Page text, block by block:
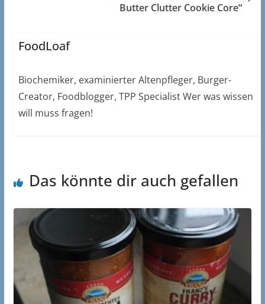
Butter Clutter Cookie Core“
FoodLoaf
Biochemiker, examinierter Altenpfleger, Burger-
Creator, Foodblogger, TPP Specialist Wer was wissen
will muss fragen!
Das könnte dir auch gefallen